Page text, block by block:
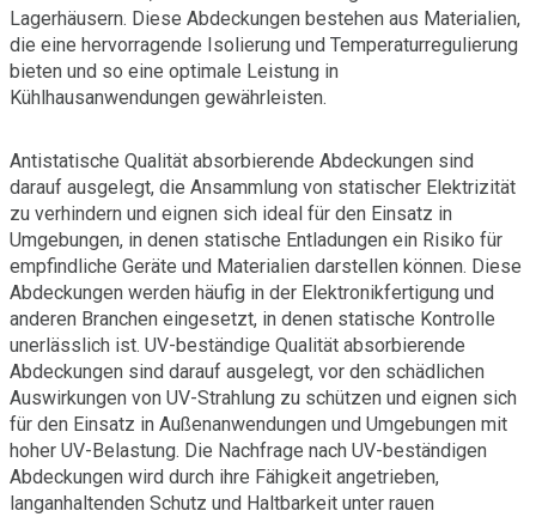
Lagerhäusern. Diese Abdeckungen bestehen aus Materialien,
die eine hervorragende Isolierung und Temperaturregulierung
bieten und so eine optimale Leistung in
Kühlhausanwendungen gewährleisten.
Antistatische Qualität absorbierende Abdeckungen sind
darauf ausgelegt, die Ansammlung von statischer Elektrizität
zu verhindern und eignen sich ideal für den Einsatz in
Umgebungen, in denen statische Entladungen ein Risiko für
empfindliche Geräte und Materialien darstellen können. Diese
Abdeckungen werden häufig in der Elektronikfertigung und
anderen Branchen eingesetzt, in denen statische Kontrolle
unerlässlich ist. UV-beständige Qualität absorbierende
Abdeckungen sind darauf ausgelegt, vor den schädlichen
Auswirkungen von UV-Strahlung zu schützen und eignen sich
für den Einsatz in Außenanwendungen und Umgebungen mit
hoher UV-Belastung. Die Nachfrage nach UV-beständigen
Abdeckungen wird durch ihre Fähigkeit angetrieben,
langanhaltenden Schutz und Haltbarkeit unter rauen